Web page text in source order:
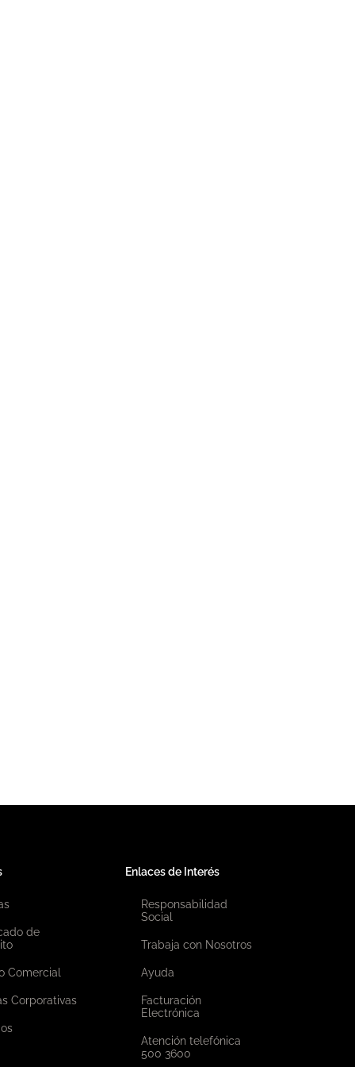
de
Comercial
Corporativas
Enlaces de Interés
Responsabilidad
Social
Trabaja con Nosotros
Ayuda
Facturación
Electrónica
Atención telefónica
500 3600